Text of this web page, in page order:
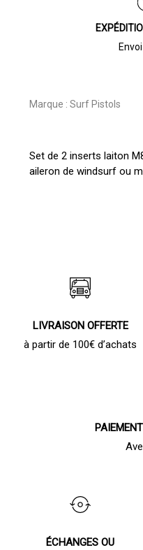
Marque : Surf Pistols
Set de 2 inserts laiton
aileron de windsurf ou
LIVRAISON OFFERTE
à partir de 100€ d’achats
ÉCHANGES OU